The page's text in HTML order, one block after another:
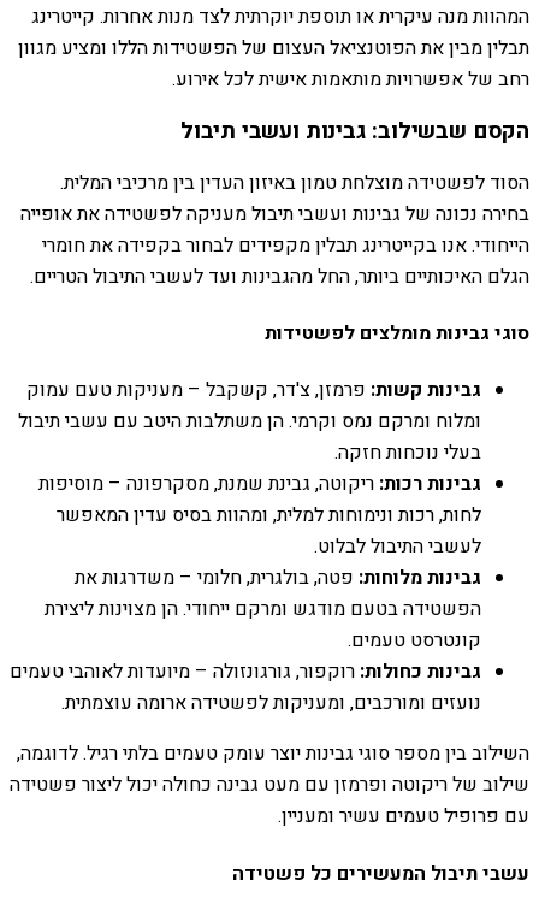
המהוות מנה עיקרית או תוספת יוקרתית לצד מנות אחרות. קייטרינג
תבלין מבין את הפוטנציאל העצום של הפשטידות הללו ומציע מגוון
רחב של אפשרויות מותאמות אישית לכל אירוע.
הקסם שבשילוב: גבינות ועשבי תיבול
הסוד לפשטידה מוצלחת טמון באיזון העדין בין מרכיבי המלית.
בחירה נכונה של גבינות ועשבי תיבול מעניקה לפשטידה את אופייה
הייחודי. אנו בקייטרינג תבלין מקפידים לבחור בקפידה את חומרי
הגלם האיכותיים ביותר, החל מהגבינות ועד לעשבי התיבול הטריים.
סוגי גבינות מומלצים לפשטידות
גבינות קשות: פרמזן, צ'דר, קשקבל – מעניקות טעם עמוק
ומלוח ומרקם נמס וקרמי. הן משתלבות היטב עם עשבי תיבול
בעלי נוכחות חזקה.
גבינות רכות: ריקוטה, גבינת שמנת, מסקרפונה – מוסיפות
לחות, רכות ונימוחות למלית, ומהוות בסיס עדין המאפשר
לעשבי התיבול לבלוט.
גבינות מלוחות: פטה, בולגרית, חלומי – משדרגות את
הפשטידה בטעם מודגש ומרקם ייחודי. הן מצוינות ליצירת
קונטרסט טעמים.
גבינות כחולות: רוקפור, גורגונזולה – מיועדות לאוהבי טעמים
נועזים ומורכבים, ומעניקות לפשטידה ארומה עוצמתית.
השילוב בין מספר סוגי גבינות יוצר עומק טעמים בלתי רגיל. לדוגמה,
שילוב של ריקוטה ופרמזן עם מעט גבינה כחולה יכול ליצור פשטידה
עם פרופיל טעמים עשיר ומעניין.
עשבי תיבול המעשירים כל פשטידה